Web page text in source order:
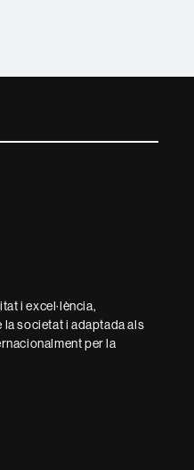
i excel·lència,
societat i adaptada als
per la